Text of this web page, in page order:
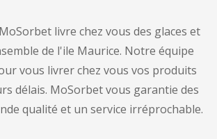
livre chez vous des glaces et
de l'ile Maurice. Notre équipe
vous livrer chez vous vos produits
délais. MoSorbet vous garantie des
qualité et un service irréprochable.